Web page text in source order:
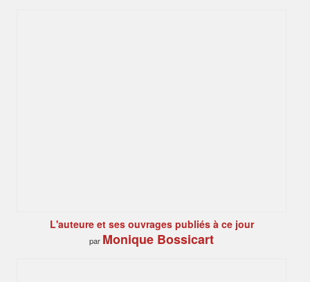
L'auteure et ses ouvrages publiés à ce jour
par Monique Bossicart